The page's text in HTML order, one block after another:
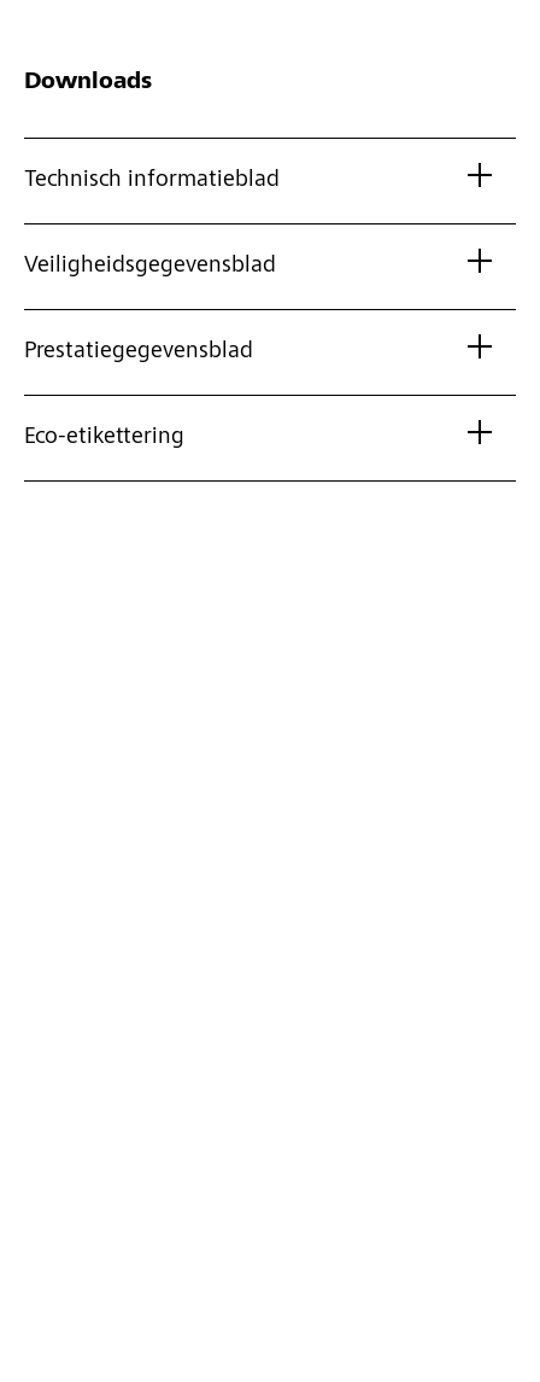
Downloads
Technisch informatieblad
Veiligheidsgegevensblad
Prestatiegegevensblad
Eco-etikettering